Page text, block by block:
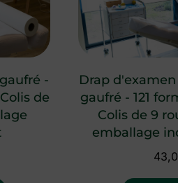
-
de
Drap
gaufré - 121
Colis de 9
emballage